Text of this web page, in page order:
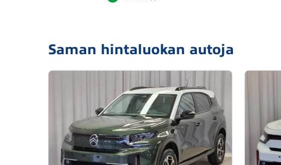
Saman hintaluokan autoja